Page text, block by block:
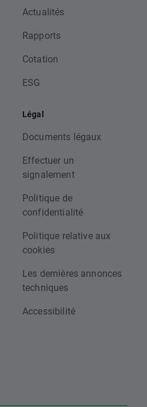
Actualités
Rapports
Cotation
ESG
Légal
Documents légaux
Effectuer un
signalement
Politique de
confidentialité
Politique relative aux
cookies
Les dernières annonces
techniques
Accessibilité